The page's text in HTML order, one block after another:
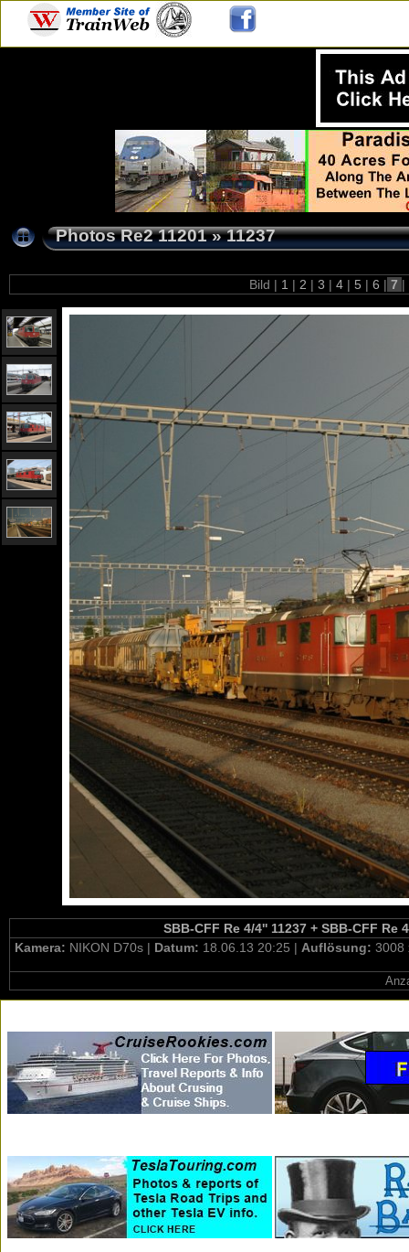
Photos Re2 11201»11237
Bild | 1 | 2 | 3 | 4 | 5 | 6 | 7 |
SBB-CFF Re 4/4'' 11237 + SBB-CFF Re
Kamera: NIKON D70s | Datum: 18.06.13 20:25 | Auflösung: 3008